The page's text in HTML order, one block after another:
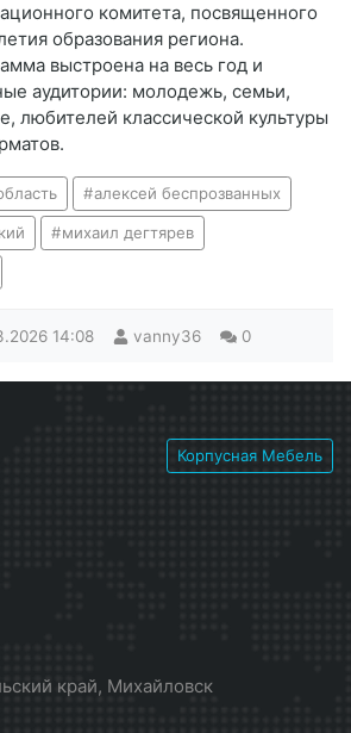
комитета, посвященного
образования региона.
выстроена на весь год и
аудитории: молодежь, семьи,
любителей классической культуры
алексей беспрозванных
михаил дегтярев
14:08 vanny36 0
Корпусная Мебель
край, Михайловск